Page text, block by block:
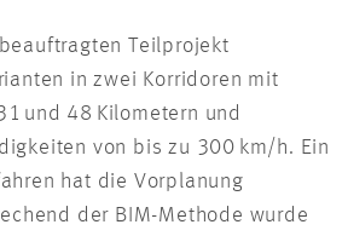
Teilprojekt
in zwei Korridoren mit
und 48 Kilometern und
von bis zu 300 km/h. Ein
hat die Vorplanung
der BIM-Methode wurde